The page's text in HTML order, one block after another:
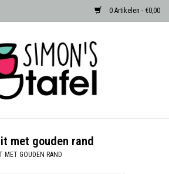
0 Artikelen - €0,00
Zenza
met gouden rand
MET GOUDEN RAND